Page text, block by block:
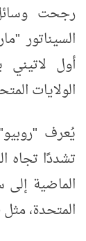
رجحت
السيناتور
أول
الولايات
يُعرف
تشددًا تجاه
الماضية
المتحدة،